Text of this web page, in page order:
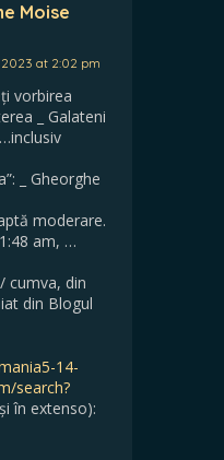
Moise
at 2:02 pm
vorbirea
_ Galateni
_ Gheorghe
moderare.
am, …
cumva, din
din Blogul
14-
search?
în extenso):